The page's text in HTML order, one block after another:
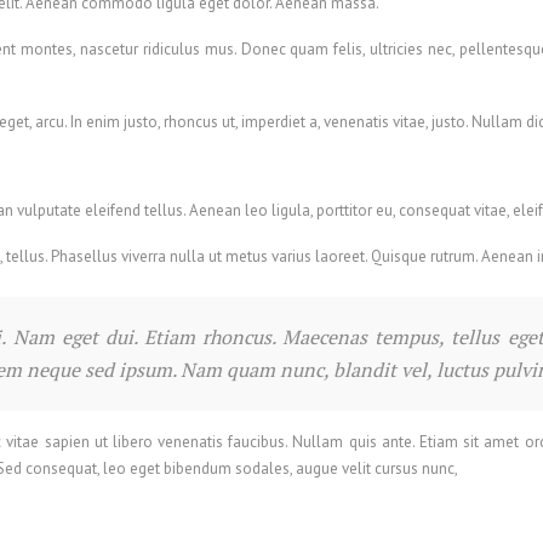
montes, nascetur ridiculus mus. Donec quam felis, ultricies nec,
arcu. In enim justo, rhoncus ut, imperdiet a, venenatis vitae, justo. Nullam
vulputate eleifend tellus. Aenean leo ligula, porttitor eu, consequat vitae,
Phasellus viverra nulla ut metus varius laoreet. Quisque rutrum.
eget dui. Etiam rhoncus. Maecenas tempus, tellus
neque sed ipsum. Nam quam nunc, blandit vel, luctus
sapien ut libero venenatis faucibus. Nullam quis ante. Etiam sit amet
consequat, leo eget bibendum sodales, augue velit cursus nunc,